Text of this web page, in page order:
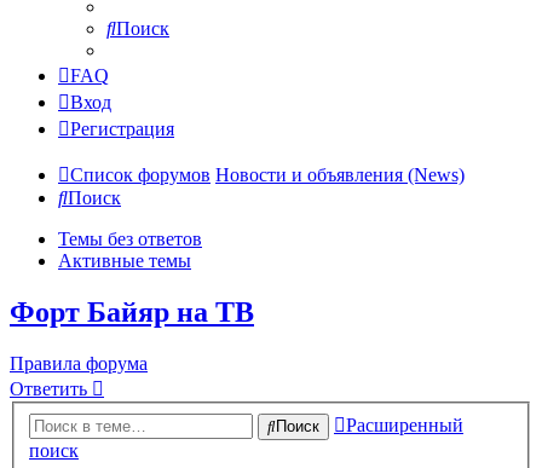
Поиск
FAQ
Вход
Регистрация
Список форумов Новости и объявления (News)
Поиск
Темы без ответов
Активные темы
Форт Байяр на ТВ
Правила форума
Ответить
Поиск
Расширенный
поиск